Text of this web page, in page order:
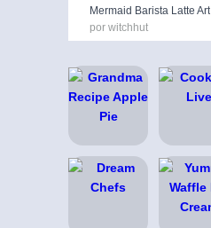
Mermaid Barista Latte Art
por witchhut